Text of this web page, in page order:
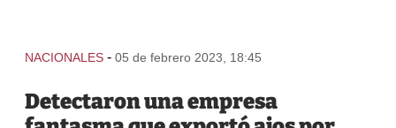
NACIONALES - 05 de febrero 2023, 18:45
Detectaron una empresa